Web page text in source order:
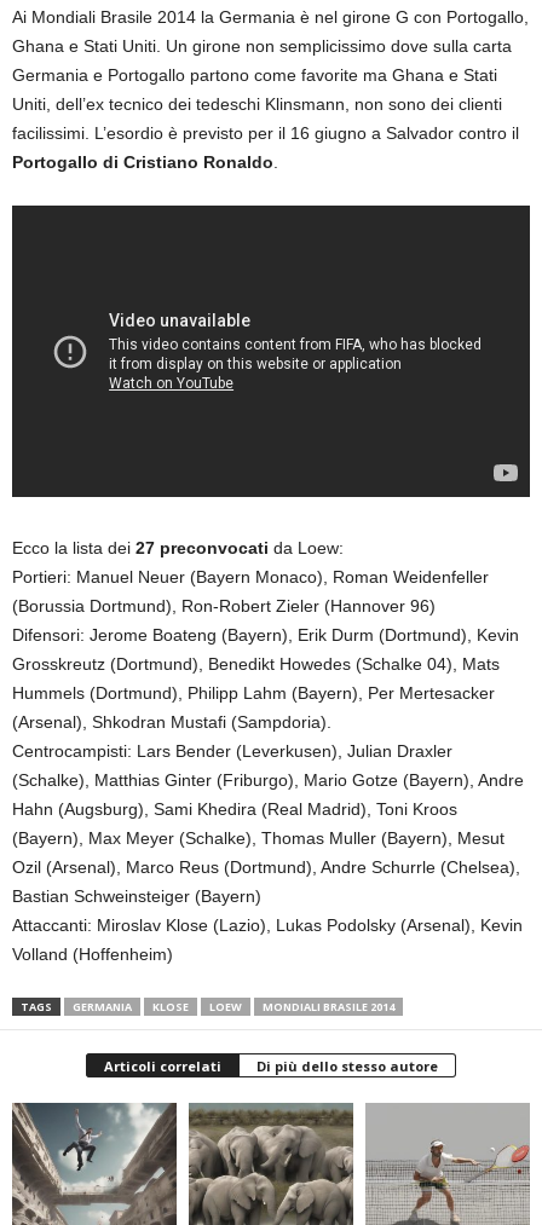
Ai Mondiali Brasile 2014 la Germania è nel girone G con Portogallo,
Ghana e Stati Uniti. Un girone non semplicissimo dove sulla carta
Germania e Portogallo partono come favorite ma Ghana e Stati
Uniti, dell’ex tecnico dei tedeschi Klinsmann, non sono dei clienti
facilissimi. L’esordio è previsto per il 16 giugno a Salvador contro il
Portogallo di Cristiano Ronaldo
Ecco la lista dei 27 preconvocati da Loew:
Portieri: Manuel Neuer (Bayern Monaco), Roman Weidenfeller
(Borussia Dortmund), Ron-Robert Zieler (Hannover 96)
Difensori: Jerome Boateng (Bayern), Erik Durm (Dortmund), Kevin
Grosskreutz (Dortmund), Benedikt Howedes (Schalke 04), Mats
Hummels (Dortmund), Philipp Lahm (Bayern), Per Mertesacker
(Arsenal), Shkodran Mustafi (Sampdoria).
Centrocampisti: Lars Bender (Leverkusen), Julian Draxler
(Schalke), Matthias Ginter (Friburgo), Mario Gotze (Bayern), Andre
Hahn (Augsburg), Sami Khedira (Real Madrid), Toni Kroos
(Bayern), Max Meyer (Schalke), Thomas Muller (Bayern), Mesut
Ozil (Arsenal), Marco Reus (Dortmund), Andre Schurrle (Chelsea),
Bastian Schweinsteiger (Bayern)
Attaccanti: Miroslav Klose (Lazio), Lukas Podolsky (Arsenal), Kevin
Volland (Hoffenheim)
TAGS GERMANIA KLOSE LOEW MONDIALI BRASILE 2014
Articoli correlati Di più dello stesso autore